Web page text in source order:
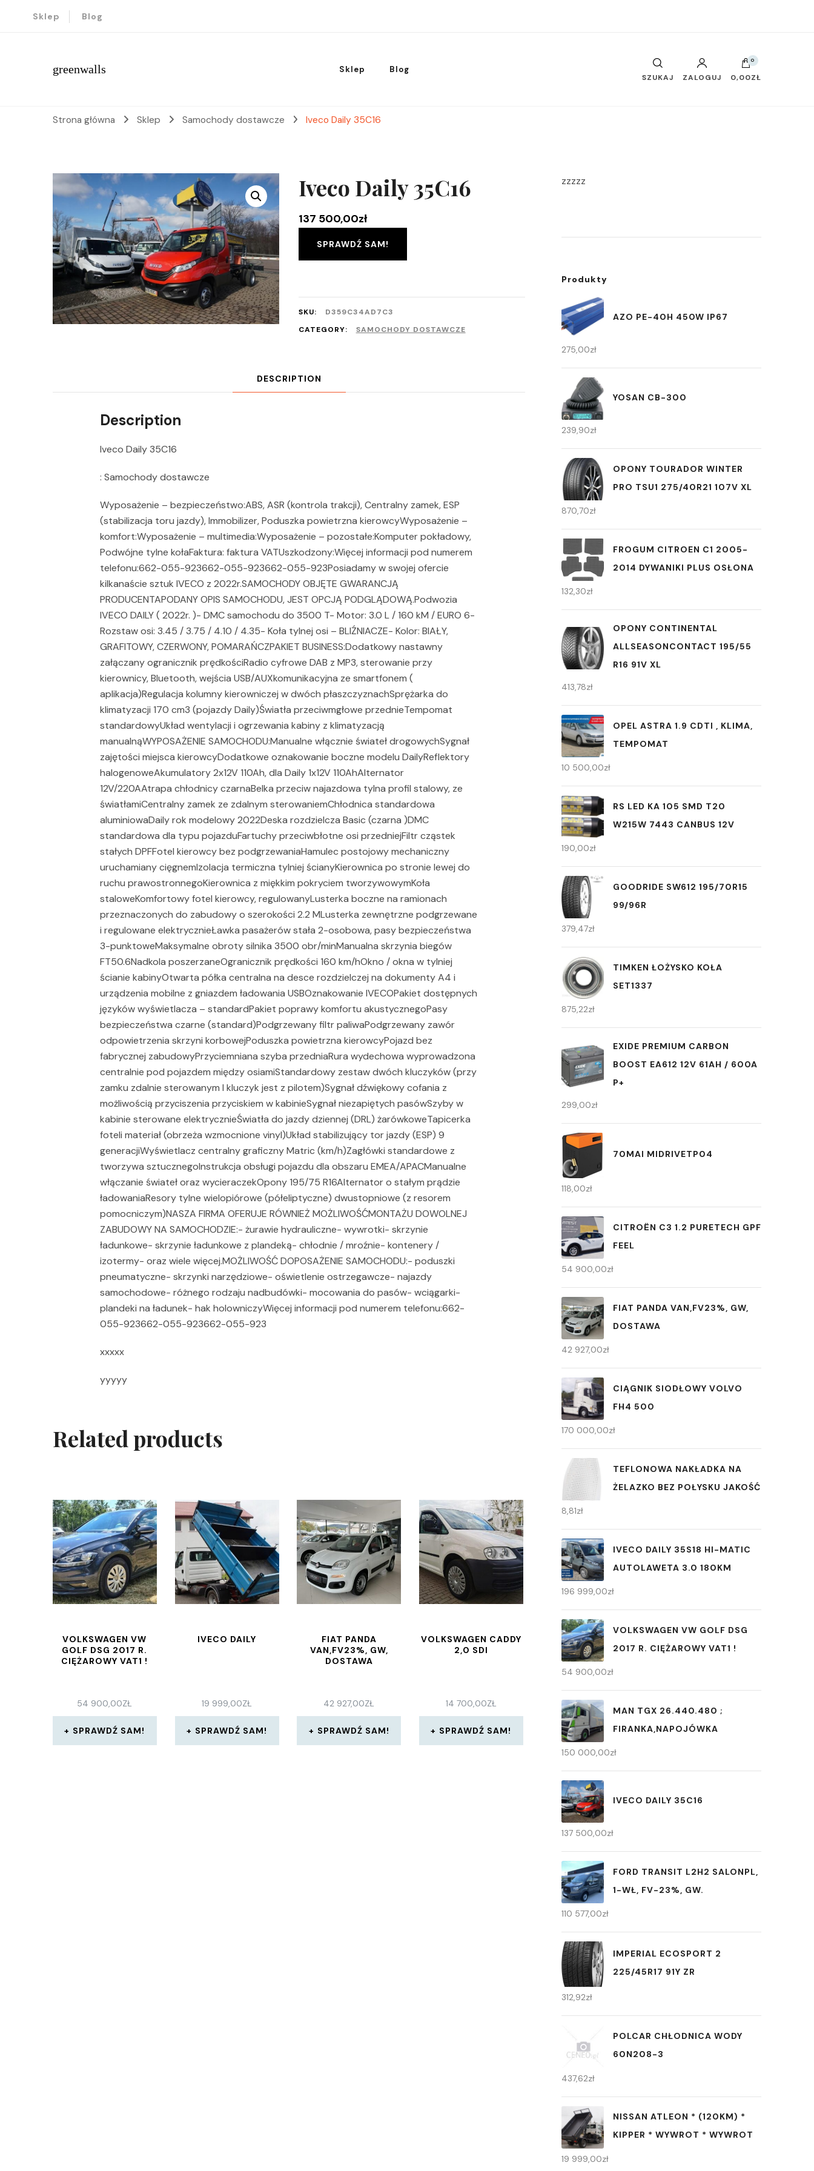
Sklep Blog
greenwalls Sklep Blog
SZUKAJ ZALOGUJ
0
0,00ZŁ
Strona główna Sklep Samochody dostawcze Iveco Daily 35C16
Iveco Daily 35C16
137 500,00zł
SPRAWDŹ SAM!
SKU:
D359C34AD7C3
CATEGORY:
SAMOCHODY DOSTAWCZE
DESCRIPTION
Description
Iveco Daily 35C16
: Samochody dostawcze
Wyposażenie – bezpieczeństwo:ABS, ASR (kontrola trakcji), Centralny zamek, ESP
(stabilizacja toru jazdy), Immobilizer, Poduszka powietrzna kierowcyWyposażenie –
komfort:Wyposażenie – multimedia:Wyposażenie – pozostałe:Komputer pokładowy,
Podwójne tylne kołaFaktura: faktura VATUszkodzony:Więcej informacji pod numerem
telefonu:662-055-923662-055-923662-055-923Posiadamy w swojej ofercie
kilkanaście sztuk IVECO z 2022r.SAMOCHODY OBJĘTE GWARANCJĄ
PRODUCENTAPODANY OPIS SAMOCHODU, JEST OPCJĄ PODGLĄDOWĄ.Podwozia
IVECO DAILY ( 2022r. )- DMC samochodu do 3500 T- Motor: 3.0 L / 160 kM / EURO 6-
Rozstaw osi: 3.45 / 3.75 / 4.10 / 4.35- Koła tylnej osi – BLIŹNIACZE- Kolor: BIAŁY,
GRAFITOWY, CZERWONY, POMARAŃCZPAKIET BUSINESS:Dodatkowy nastawny
załączany ogranicznik prędkościRadio cyfrowe DAB z MP3, sterowanie przy
kierownicy, Bluetooth, wejścia USB/AUXkomunikacyjna ze smartfonem (
aplikacja)Regulacja kolumny kierowniczej w dwóch płaszczyznachSprężarka do
klimatyzacji 170 cm3 (pojazdy Daily)Światła przeciwmgłowe przednieTempomat
standardowyUkład wentylacji i ogrzewania kabiny z klimatyzacją
manualnąWYPOSAŻENIE SAMOCHODU:Manualne włącznie świateł drogowychSygnał
zajętości miejsca kierowcyDodatkowe oznakowanie boczne modelu DailyReflektory
halogenoweAkumulatory 2x12V 110Ah, dla Daily 1x12V 110AhAlternator
12V/220AAtrapa chłodnicy czarnaBelka przeciw najazdowa tylna profil stalowy, ze
światłamiCentralny zamek ze zdalnym sterowaniemChłodnica standardowa
aluminiowaDaily rok modelowy 2022Deska rozdzielcza Basic (czarna )DMC
standardowa dla typu pojazduFartuchy przeciwbłotne osi przedniejFiltr cząstek
stałych DPFFotel kierowcy bez podgrzewaniaHamulec postojowy mechaniczny
uruchamiany cięgnemIzolacja termiczna tylniej ścianyKierownica po stronie lewej do
ruchu prawostronnegoKierownica z miękkim pokryciem tworzywowymKoła
staloweKomfortowy fotel kierowcy, regulowanyLusterka boczne na ramionach
przeznaczonych do zabudowy o szerokości 2.2 MLusterka zewnętrzne podgrzewane
i regulowane elektrycznieŁawka pasażerów stała 2-osobowa, pasy bezpieczeństwa
3-punktoweMaksymalne obroty silnika 3500 obr/minManualna skrzynia biegów
FT50.6Nadkola poszerzaneOgranicznik prędkości 160 km/hOkno / okna w tylniej
ścianie kabinyOtwarta półka centralna na desce rozdzielczej na dokumenty A4 i
urządzenia mobilne z gniazdem ładowania USBOznakowanie IVECOPakiet dostępnych
języków wyświetlacza – standardPakiet poprawy komfortu akustycznegoPasy
bezpieczeństwa czarne (standard)Podgrzewany filtr paliwaPodgrzewany zawór
odpowietrzenia skrzyni korbowejPoduszka powietrzna kierowcyPojazd bez
fabrycznej zabudowyPrzyciemniana szyba przedniaRura wydechowa wyprowadzona
centralnie pod pojazdem między osiamiStandardowy zestaw dwóch kluczyków (przy
zamku zdalnie sterowanym I kluczyk jest z pilotem)Sygnał dźwiękowy cofania z
możliwością przyciszenia przyciskiem w kabinieSygnał niezapiętych pasówSzyby w
kabinie sterowane elektrycznieŚwiatła do jazdy dziennej (DRL) żarówkoweTapicerka
foteli materiał (obrzeża wzmocnione vinyl)Układ stabilizujący tor jazdy (ESP) 9
generacjiWyświetlacz centralny graficzny Matric (km/h)Zagłówki standardowe z
tworzywa sztucznegoInstrukcja obsługi pojazdu dla obszaru EMEA/APACManualne
włączanie świateł oraz wycieraczekOpony 195/75 R16Alternator o stałym prądzie
ładowaniaResory tylne wielopiórowe (półeliptyczne) dwustopniowe (z resorem
pomocniczym)NASZA FIRMA OFERUJE RÓWNIEŻ MOŻLIWOŚĆMONTAŻU DOWOLNEJ
ZABUDOWY NA SAMOCHODZIE:- żurawie hydrauliczne- wywrotki- skrzynie
ładunkowe- skrzynie ładunkowe z plandeką- chłodnie / mroźnie- kontenery /
izotermy- oraz wiele więcej.MOŻLIWOŚĆ DOPOSAŻENIE SAMOCHODU:- poduszki
pneumatyczne- skrzynki narzędziowe- oświetlenie ostrzegawcze- najazdy
samochodowe- różnego rodzaju nadbudówki- mocowania do pasów- wciągarki-
plandeki na ładunek- hak holowniczyWięcej informacji pod numerem telefonu:662-
055-923662-055-923662-055-923
xxxxx
yyyyy
Related products
VOLKSWAGEN VW
GOLF DSG 2017 R.
CIĘŻAROWY VAT1 !
54 900,00ZŁ
SPRAWDŹ SAM!
IVECO DAILY
19 999,00ZŁ
SPRAWDŹ SAM!
FIAT PANDA
VAN,FV23%, GW,
DOSTAWA
42 927,00ZŁ
SPRAWDŹ SAM!
VOLKSWAGEN CADDY
2,0 SDI
14 700,00ZŁ
SPRAWDŹ SAM!
zzzzz
Produkty
AZO PE-40H 450W IP67
275,00zł
YOSAN CB-300
239,90zł
OPONY TOURADOR WINTER
PRO TSU1 275/40R21 107V XL
870,70zł
FROGUM CITROEN C1 2005-
2014 DYWANIKI PLUS OSŁONA
132,30zł
OPONY CONTINENTAL
ALLSEASONCONTACT 195/55
R16 91V XL
413,78zł
OPEL ASTRA 1.9 CDTI , KLIMA,
TEMPOMAT
10 500,00zł
RS LED KA 105 SMD T20
W215W 7443 CANBUS 12V
190,00zł
GOODRIDE SW612 195/70R15
99/96R
379,47zł
TIMKEN ŁOŻYSKO KOŁA
SET1337
875,22zł
EXIDE PREMIUM CARBON
BOOST EA612 12V 61AH / 600A
P+
299,00zł
70MAI MIDRIVETP04
118,00zł
CITROËN C3 1.2 PURETECH GPF
FEEL
54 900,00zł
FIAT PANDA VAN,FV23%, GW,
DOSTAWA
42 927,00zł
CIĄGNIK SIODŁOWY VOLVO
FH4 500
170 000,00zł
TEFLONOWA NAKŁADKA NA
ŻELAZKO BEZ POŁYSKU JAKOŚĆ
8,81zł
IVECO DAILY 35S18 HI-MATIC
AUTOLAWETA 3.0 180KM
196 999,00zł
VOLKSWAGEN VW GOLF DSG
2017 R. CIĘŻAROWY VAT1 !
54 900,00zł
MAN TGX 26.440.480 ;
FIRANKA,NAPOJÓWKA
150 000,00zł
IVECO DAILY 35C16
137 500,00zł
FORD TRANSIT L2H2 SALONPL,
1-WŁ, FV-23%, GW.
110 577,00zł
IMPERIAL ECOSPORT 2
225/45R17 91Y ZR
312,92zł
POLCAR CHŁODNICA WODY
60N208-3
437,62zł
NISSAN ATLEON * (120KM) *
KIPPER * WYWROT * WYWROT
19 999,00zł